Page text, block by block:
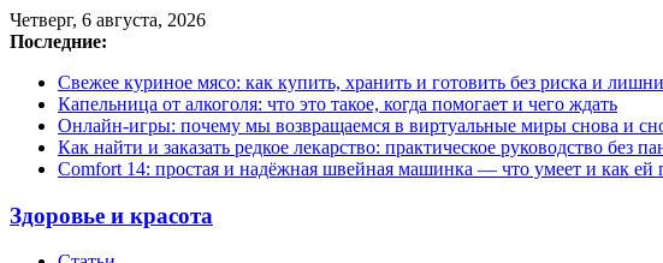
Четверг, 6 августа, 2026
Последние:
Свежее куриное мясо: как купить, хранить и готовить без риска и
Капельница от алкоголя: что это такое, когда помогает и чего ждать
Онлайн-игры: почему мы возвращаемся в виртуальные миры снова и
Как найти и заказать редкое лекарство: практическое руководство без
Comfort 14: простая и надёжная швейная машинка — что умеет и как ей
Здоровье и красота